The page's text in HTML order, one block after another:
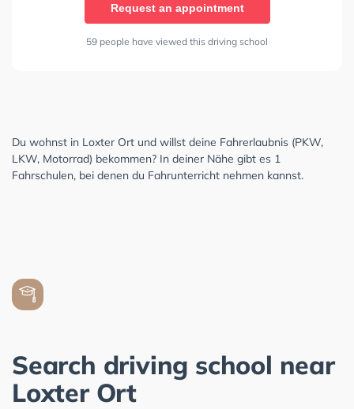
Request an appointment
59 people have viewed this driving school
Du wohnst in Loxter Ort und willst deine Fahrerlaubnis (PKW,
LKW, Motorrad) bekommen? In deiner Nähe gibt es 1
Fahrschulen, bei denen du Fahrunterricht nehmen kannst.
Search driving school near
Loxter Ort